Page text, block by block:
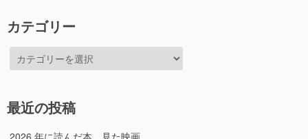
カテゴリー
テ
ー
最近の投稿
2026 年に読んだ本、見た映画